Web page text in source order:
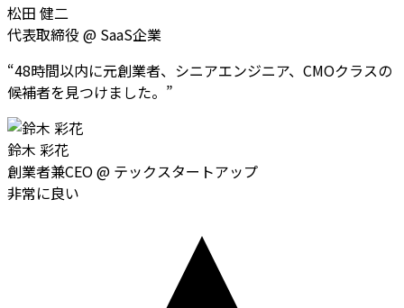
松田 健二
代表取締役 @ SaaS企業
“48時間以内に元創業者、シニアエンジニア、CMOクラスの
候補者を見つけました。 ”
鈴木 彩花
創業者兼CEO@ テックスタートアップ
非常に良い